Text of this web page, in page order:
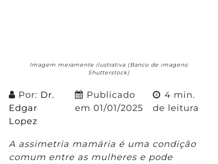
Imagem meramente ilustrativa (Banco de imagens:
Shutterstock)
Por: Dr.
Edgar
Lopez
Publicado
em 01/01/2025
4 min.
de leitura
A assimetria mamária é uma condição
comum entre as mulheres e pode